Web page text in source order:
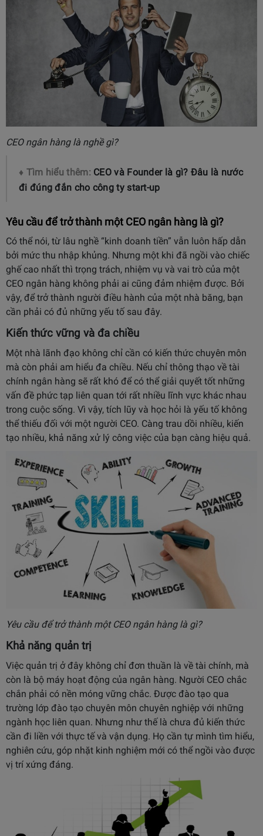
CEO ngân hàng là nghề gì?
♦ Tìm hiểu thêm: CEO và Founder là gì? Đâu là nước
đi đúng đắn cho công ty start-up
Yêu cầu để trở thành một CEO ngân hàng là gì?
Có thể nói, từ lâu nghề “kinh doanh tiền” vẫn luôn hấp dẫn
bởi mức thu nhập khủng. Nhưng một khi đã ngồi vào chiếc
ghế cao nhất thì trọng trách, nhiệm vụ và vai trò của một
CEO ngân hàng không phải ai cũng đảm nhiệm được. Bởi
vậy, để trở thành người điều hành của một nhà băng, bạn
cần phải có đủ những yếu tố sau đây.
Kiến thức vững và đa chiều
Một nhà lãnh đạo không chỉ cần có kiến thức chuyên môn
mà còn phải am hiểu đa chiều. Nếu chỉ thông thạo về tài
chính ngân hàng sẽ rất khó để có thể giải quyết tốt những
vấn đề phức tạp liên quan tới rất nhiều lĩnh vực khác nhau
trong cuộc sống. Vì vậy, tích lũy và học hỏi là yếu tố không
thể thiếu đối với một người CEO. Càng trau dồi nhiều, kiến
tạo nhiều, khả năng xử lý công việc của bạn càng hiệu quả.
Yêu cầu để trở thành một CEO ngân hàng là gì?
Khả năng quản trị
Việc quản trị ở đây không chỉ đơn thuần là về tài chính, mà
còn là bộ máy hoạt động của ngân hàng. Người CEO chắc
chắn phải có nền móng vững chắc. Được đào tạo qua
trường lớp đào tạo chuyên môn chuyên nghiệp với những
ngành học liên quan. Nhưng như thế là chưa đủ kiến thức
cần đi liền với thực tế và vận dụng. Họ cần tự mình tìm hiểu,
nghiên cứu, góp nhặt kinh nghiệm mới có thể ngồi vào được
vị trí xứng đáng.